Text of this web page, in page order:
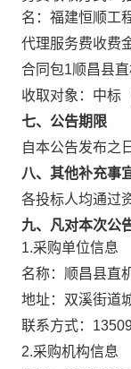
名：福建恒顺工
代理服务费收费
合同包1顺昌县
收取对象：中标
七、公告期限
自本公告发布之
八、其他补充事
各投标人均通过
九、凡对本次公
1.采购单位信息
名称： 顺昌县直
地址： 双溪街道
联系方式：
2.采购机构信息